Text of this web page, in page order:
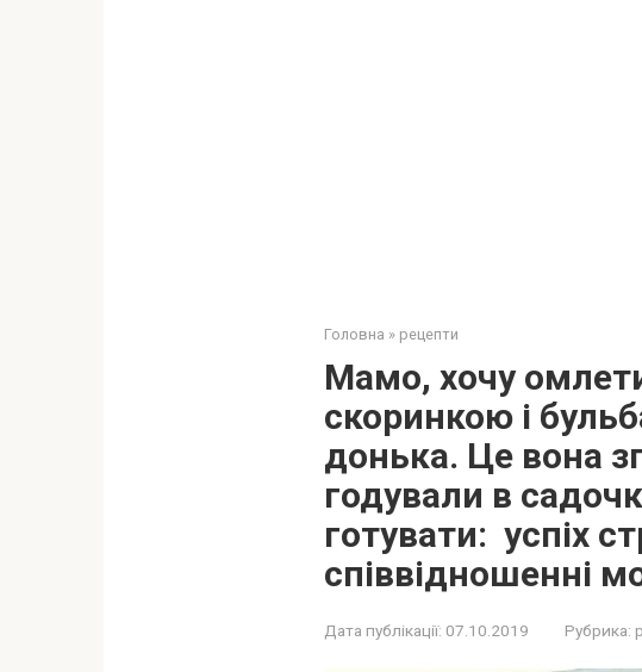
Головна » рецепти
Мамо, хочу
скоринкою і
донька. Це вона
годували в
готувати: успіх
співвідношенні
Дата публікації: 07.10.2019 Рубрика: